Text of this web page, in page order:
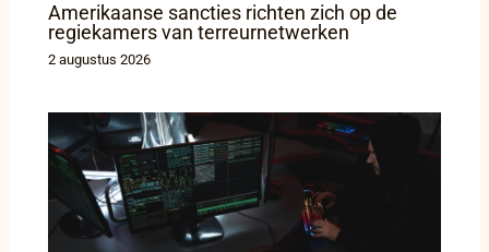
Amerikaanse sancties richten zich op de
regiekamers van terreurnetwerken
2 augustus 2026